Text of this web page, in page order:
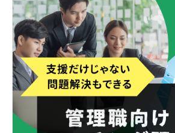
グラムは、この考え方をベースに設計されており
アプローチを考えている研修となっております。 ■こんな企業様におすす
めです ・営業マンがクロージングの際に「検討してください」と言って
いる ・お客様が「検討します」と言ったら「よ
言っている営業マンがほとんど ・営業研修は新
り、ブラッシュアップの機会を提供していない 弊社の研修では「アイス
ブレイク」と「カウンタートーク」に定評があ
ローがありますが、そのフローの中身は人それ
たセリフを作成していき、その人ならではの営
とを最終GOALとしております。受講生からはよ
営業を早くしたい」といったワクワクするような